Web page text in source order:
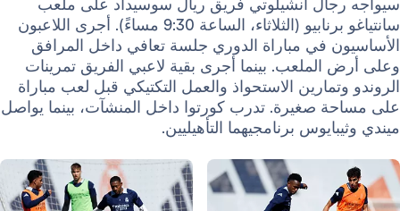
أنشيلوتي فريق ريال سوسيداد على ملعب
سانتياغو برنابيو (الثلاثاء، الساعة 9:30 مساءً). أجرى اللاعبون
في مباراة الدوري جلسة تعافي داخل المرافق
بينما أجرى بقية لاعبي الفريق تمرينات
الاستحواذ والعمل التكتيكي قبل لعب مباراة
صغيرة. تدرب كورتوا داخل المنشآت، بينما يواصل
برنامجيهما التأهيليين.